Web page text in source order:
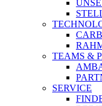
TEAMS &
SERVICE